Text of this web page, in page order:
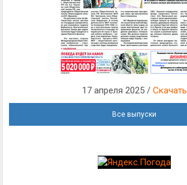
17 апреля 2025 / Скачать
Все выпуски